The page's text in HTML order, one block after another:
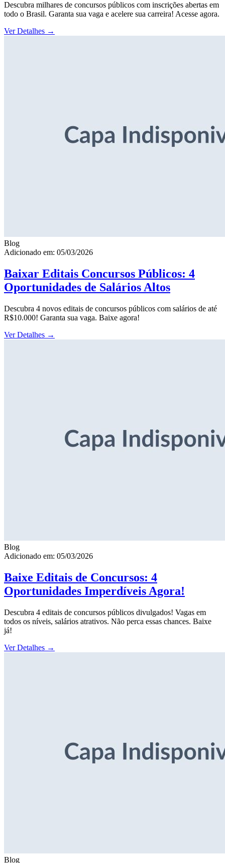
Descubra milhares de concursos públicos com inscrições abertas em
todo o Brasil. Garanta sua vaga e acelere sua carreira! Acesse agora.
Ver Detalhes →
Blog
Adicionado em: 05/03/2026
Baixar Editais Concursos Públicos: 4
Oportunidades de Salários Altos
Descubra 4 novos editais de concursos públicos com salários de até
R$10.000! Garanta sua vaga. Baixe agora!
Ver Detalhes →
Blog
Adicionado em: 05/03/2026
Baixe Editais de Concursos: 4
Oportunidades Imperdíveis Agora!
Descubra 4 editais de concursos públicos divulgados! Vagas em
todos os níveis, salários atrativos. Não perca essas chances. Baixe
já!
Ver Detalhes →
Blog